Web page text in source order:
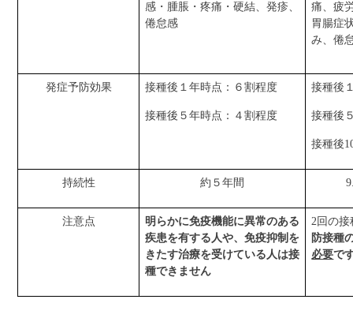
感・腫脹・疼痛・硬結、発疹、
倦怠感
痛、疲
胃腸症
み、倦
発症予防効果 接種後１年時点：６割程度
接種後５年時点：４割程度
接種後
接種後
接種後
持続性 約５年間
注意点
明らかに免疫機能に異常のある
疾患を有する人や、免疫抑制を
きたす治療を受けている人は接
種できません
2回の
防接種
必要で